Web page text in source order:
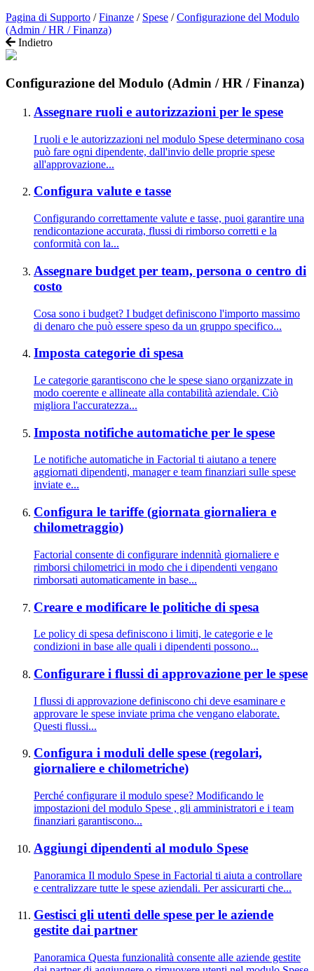
Pagina di Supporto / Finanze / Spese / Configurazione del Modulo
(Admin / HR / Finanza)
Indietro
Configurazione del Modulo (Admin / HR / Finanza)
Assegnare ruoli e autorizzazioni per le spese
I ruoli e le autorizzazioni nel modulo Spese determinano cosa
può fare ogni dipendente, dall'invio delle proprie spese
all'approvazione...
Configura valute e tasse
Configurando correttamente valute e tasse, puoi garantire una
rendicontazione accurata, flussi di rimborso corretti e la
conformità con la...
Assegnare budget per team, persona o centro di
costo
Cosa sono i budget? I budget definiscono l'importo massimo
di denaro che può essere speso da un gruppo specifico...
Imposta categorie di spesa
Le categorie garantiscono che le spese siano organizzate in
modo coerente e allineate alla contabilità aziendale. Ciò
migliora l'accuratezza...
Imposta notifiche automatiche per le spese
Le notifiche automatiche in Factorial ti aiutano a tenere
aggiornati dipendenti, manager e team finanziari sulle spese
inviate e...
Configura le tariffe (giornata giornaliera e
chilometraggio)
Factorial consente di configurare indennità giornaliere e
rimborsi chilometrici in modo che i dipendenti vengano
rimborsati automaticamente in base...
Creare e modificare le politiche di spesa
Le policy di spesa definiscono i limiti, le categorie e le
condizioni in base alle quali i dipendenti possono...
Configurare i flussi di approvazione per le spese
I flussi di approvazione definiscono chi deve esaminare e
approvare le spese inviate prima che vengano elaborate.
Questi flussi...
Configura i moduli delle spese (regolari,
giornaliere e chilometriche)
Perché configurare il modulo spese? Modificando le
impostazioni del modulo Spese , gli amministratori e i team
finanziari garantiscono...
Aggiungi dipendenti al modulo Spese
Panoramica Il modulo Spese in Factorial ti aiuta a controllare
e centralizzare tutte le spese aziendali. Per assicurarti che...
Gestisci gli utenti delle spese per le aziende
gestite dai partner
Panoramica Questa funzionalità consente alle aziende gestite